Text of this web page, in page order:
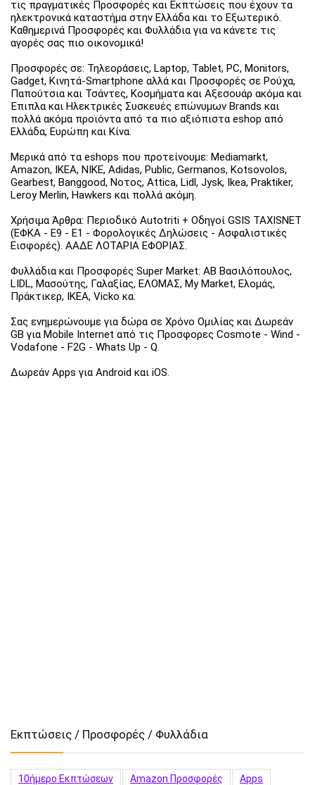
τις πραγματικές Προσφορές και Εκπτώσεις που έχουν τα
ηλεκτρονικά καταστήμα στην Ελλάδα και το Εξωτερικό.
Καθημερινά Προσφορές και Φυλλάδια για να κάνετε τις
αγορές σας πιο οικονομικά!
Προσφορές σε: Τηλεοράσεις, Laptop, Tablet, PC, Monitors,
Gadget, Κινητά-Smartphone αλλά και Προσφορές σε Ρούχα,
Παπούτσια και Τσάντες, Κοσμήματα και Αξεσουάρ ακόμα και
Έπιπλα και Ηλεκτρικές Συσκευές επώνυμων Brands και
πολλά ακόμα προϊόντα από τα πιο αξιόπιστα eshop από
Ελλάδα, Ευρώπη και Κίνα.
Μερικά από τα eshops που προτείνουμε: Mediamarkt,
Amazon, IKEA, NIKE, Adidas, Public, Germanos, Kotsovolos,
Gearbest, Banggood, Νοτος, Attica, Lidl, Jysk, Ikea, Praktiker,
Leroy Merlin, Hawkers και πολλά ακόμη.
Χρήσιμα Άρθρα: Περιοδικό Autotriti + Οδηγοί GSIS TAXISNET
(ΕΦΚΑ - Ε9 - Ε1 - Φορολογικές Δηλώσεις - Ασφαλιστικές
Εισφορές). ΑΑΔΕ ΛΟΤΑΡΙΑ ΕΦΟΡΙΑΣ.
Φυλλάδια και Προσφορές Super Market: ΑΒ Βασιλόπουλος,
LIDL, Μασούτης, Γαλαξίας, ΕΛΟΜΑΣ, My Market, Ελομάς,
Πράκτικερ, ΙΚΕΑ, Vicko κα.
Σας ενημερώνουμε για δώρα σε Χρόνο Ομιλίας και Δωρεάν
GB για Mobile Internet από τις Προσφορες Cosmote - Wind -
Vodafone - F2G - Whats Up - Q.
Δωρεάν Apps για Android και iOS.
Εκπτώσεις / Προσφορές / Φυλλάδια
10ήμερο Εκπτώσεων Amazon Προσφορές
Apps